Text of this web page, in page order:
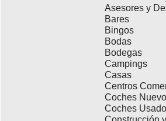
Asesores y
Bares
Bingos
Bodas
Bodegas
Campings
Casas
Centros
Coches
Coches